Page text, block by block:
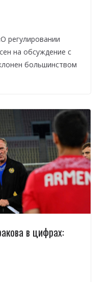
регулировании
на обсуждение с
большинством
в цифрах: